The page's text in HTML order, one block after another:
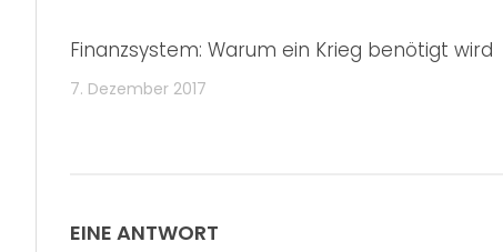
Finanzsystem: Warum ein Krieg benötigt wird
7. Dezember 2017
EINE ANTWORT